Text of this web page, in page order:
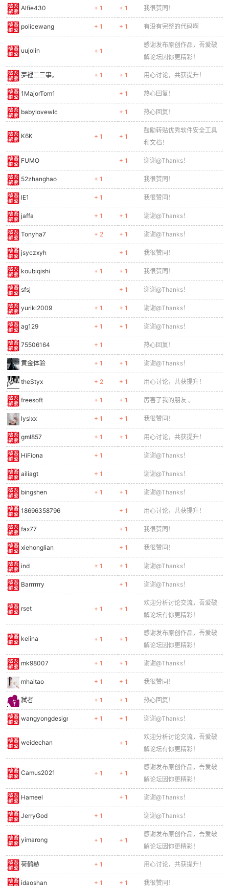
Alfie430 + 1 + 1 我很赞同！
policewang + 1 + 1 有没有完整的代码啊
uujolin + 1
感谢发布原创作品，吾爱破
解论坛因你更精彩！
夢裡二三事。 + 1 + 1 用心讨论，共获提升！
1MajorTom1 + 1 热心回复！
babylovewlc + 1 热心回复！
K6K + 1 + 1
鼓励转贴优秀软件安全工具
和文档！
FUMO + 1 谢谢@Thanks！
52zhanghao + 1 我很赞同！
IE1 + 1 我很赞同！
jaffa + 1 + 1 谢谢@Thanks！
Tonyha7 + 2 + 1 谢谢@Thanks！
jsyczxyh + 1 我很赞同！
koubiqishi + 1 + 1 我很赞同！
sfsj + 1 谢谢@Thanks！
yuriki2009 + 1 + 1 谢谢@Thanks！
ag129 + 1 + 1 谢谢@Thanks！
75506164 + 1 热心回复！
黄金体验 + 1 + 1 谢谢@Thanks！
theStyx + 2 + 1 用心讨论，共获提升！
freesoft + 1 + 1 厉害了我的朋友 。
lyslxx + 1 + 1 我很赞同！
gml857 + 1 + 1 用心讨论，共获提升！
HiFiona + 1 谢谢@Thanks！
ailiagt + 1 谢谢@Thanks！
bingshen + 1 + 1 谢谢@Thanks！
18696358796 + 1 用心讨论，共获提升！
fax77 + 1 我很赞同！
xiehonglian + 1 我很赞同！
ind + 1 + 1 谢谢@Thanks！
Barrrrrry + 1 谢谢@Thanks！
rset + 1 + 1
欢迎分析讨论交流，吾爱破
解论坛有你更精彩！
kelina + 1 + 1
感谢发布原创作品，吾爱破
解论坛因你更精彩！
mk98007 + 1 + 1 谢谢@Thanks！
mhaitao + 1 + 1 我很赞同！
弑者 + 1 + 1 热心回复！
wangyongdesign + 1 + 1 谢谢@Thanks！
weidechan + 1
欢迎分析讨论交流，吾爱破
解论坛有你更精彩！
Camus2021 + 1 + 1
感谢发布原创作品，吾爱破
解论坛因你更精彩！
Hameel + 1 谢谢@Thanks！
JerryGod + 1 谢谢@Thanks！
yimarong + 1 + 1
感谢发布原创作品，吾爱破
解论坛因你更精彩！
荷鹤赫 + 1 用心讨论，共获提升！
idaoshan + 1 + 1 我很赞同！